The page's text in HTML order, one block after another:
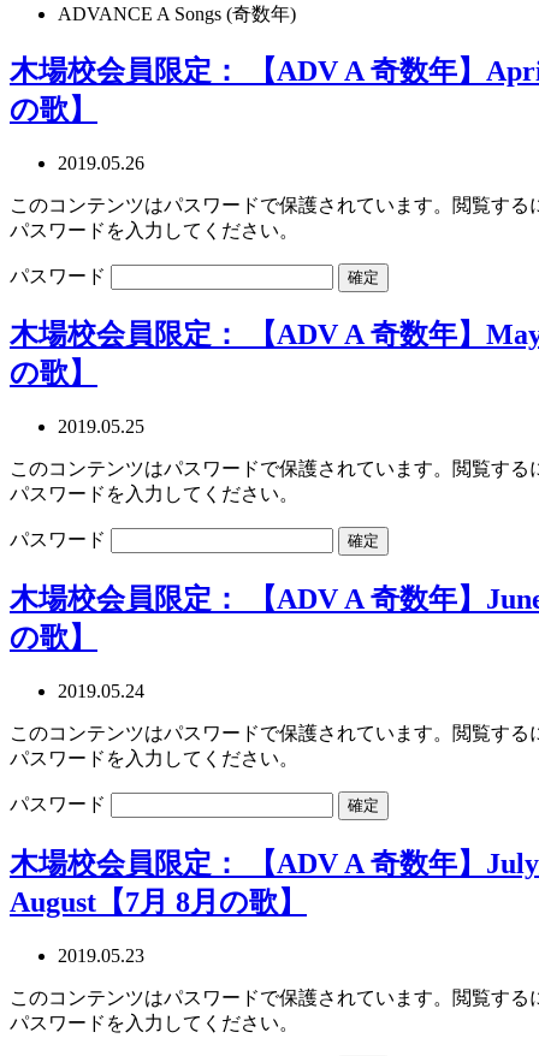
ADVANCE A Songs (奇数年)
木場校会員限定： 【ADV A 奇数年】
の歌】
2019.05.26
このコンテンツはパスワードで保護されています。閲覧する
パスワードを入力してください。
パスワード
木場校会員限定： 【ADV A 奇数年】
の歌】
2019.05.25
このコンテンツはパスワードで保護されています。閲覧する
パスワードを入力してください。
パスワード
木場校会員限定： 【ADV A 奇数年】
の歌】
2019.05.24
このコンテンツはパスワードで保護されています。閲覧する
パスワードを入力してください。
パスワード
木場校会員限定： 【ADV A 奇数年】
August【7月 8月の歌】
2019.05.23
このコンテンツはパスワードで保護されています。閲覧する
パスワードを入力してください。